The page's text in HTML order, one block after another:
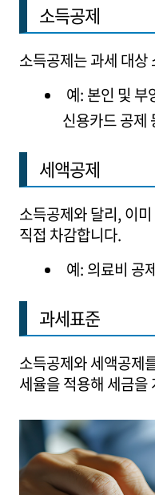
소득공제
소득공제는 과세 대상
예: 본인 및 부
신용카드 공제
세액공제
소득공제와 달리, 이
직접 차감합니다.
예: 의료비 공
과세표준
소득공제와 세액공제
세율을 적용해 세금을